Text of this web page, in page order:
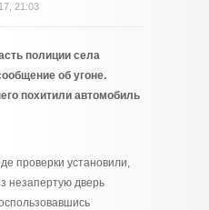
21:03
полиции села
об угоне.
похитили автомобиль
проверки установили,
незапертую дверь